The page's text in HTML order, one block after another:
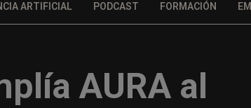
ARTIFICIAL PODCAST FORMACIÓN
AURA al